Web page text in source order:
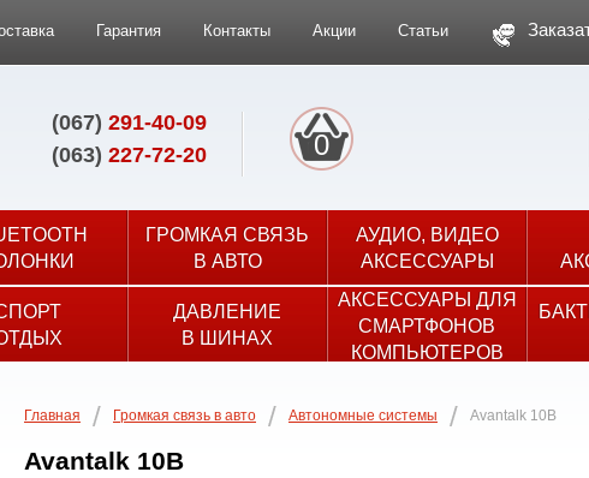
Гарантия Контакты Акции Статьи
(067) 291-40-09
(063) 227-72-20 0
ГРОМКАЯ СВЯЗЬ
В АВТО
АУДИО, ВИДЕО
АКСЕССУАРЫ
ДАВЛЕНИЕ
В ШИНАХ
АКСЕССУАРЫ ДЛЯ
СМАРТФОНОВ
КОМПЬЮТЕРОВ
Главная Громкая связь в авто Автономные системы Avantalk 10B
Avantalk 10B